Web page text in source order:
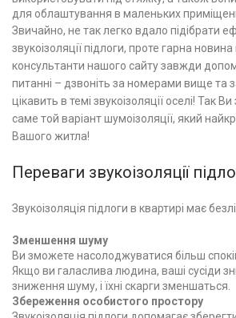
для облаштування в маленьких
Звичайно, не так легко вдало підібрати
звукоізоляції підлоги, проте гарна
консультанти нашого сайту завжди
питанні – дзвоніть за номерами вище та
цікавить в темі звукоізоляції оселі! Так
саме той варіант шумоізоляції, який
Вашого житла!
Переваги звукоізоляції
Звукоізоляція підлоги в квартирі має
Зменшення шуму
Ви зможете насолоджуватися більш
Якщо ви галаслива людина, ваші сусіди
зниження шуму, і їхні скарги зменшаться.
Збереження особистого простору